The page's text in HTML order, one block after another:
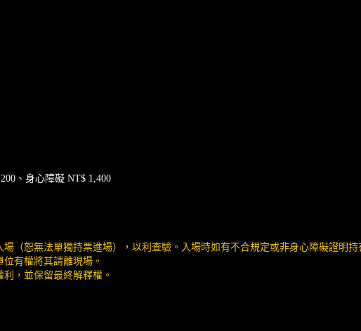
、身心障礙 NT$ 1,400
恕無法單獨持票進場），以利查驗。入場時如有不合規定或非身心障礙證明持
有權將其請離現場。
，並保留最終解釋權。